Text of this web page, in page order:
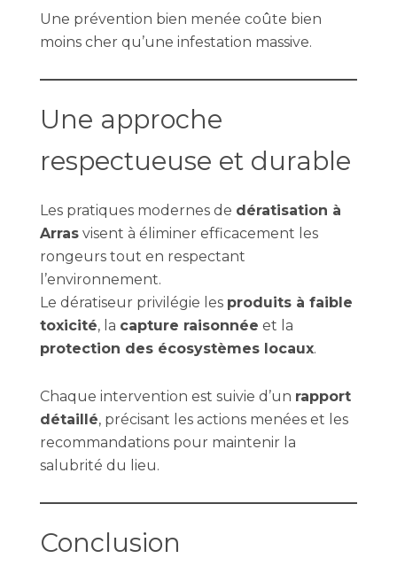
Une prévention bien menée coûte bien
moins cher qu’une infestation massive.
Une approche
respectueuse et durable
Les pratiques modernes de dératisation à
Arras visent à éliminer efficacement les
rongeurs tout en respectant
l’environnement.
Le dératiseur privilégie les produits à faible
toxicité, la capture raisonnée et la
protection des écosystèmes locaux.
Chaque intervention est suivie d’un rapport
détaillé, précisant les actions menées et les
recommandations pour maintenir la
salubrité du lieu.
Conclusion